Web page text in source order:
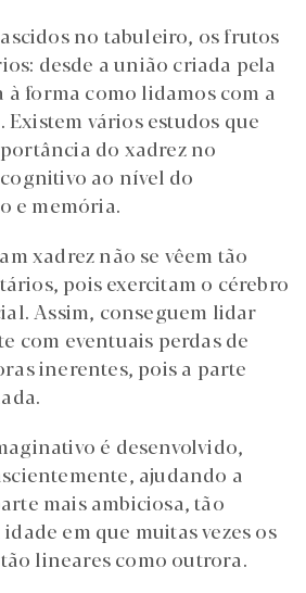
no tabuleiro, os frutos
desde a união criada pela
forma como lidamos com a
vários estudos que
do xadrez no
ao nível do
e memória.
xadrez não se vêem tão
pois exercitam o cérebro
Assim, conseguem lidar
com eventuais perdas de
inerentes, pois a parte
é desenvolvido,
ajudando a
mais ambiciosa, tão
em que muitas vezes os
lineares como outrora.